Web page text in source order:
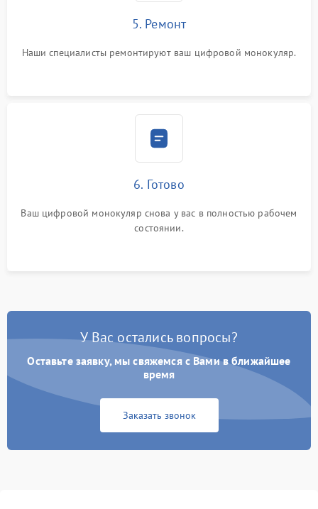
5. Ремонт
Наши специалисты ремонтируют ваш цифровой монокуляр.
6. Готово
Ваш цифровой монокуляр снова у вас в полностью рабочем
состоянии.
У Вас остались вопросы?
Оставьте заявку, мы свяжемся с Вами в ближайшее
время
Заказать звонок